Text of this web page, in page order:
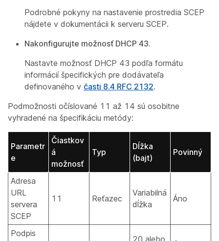
Podrobné pokyny na nastavenie prostredia SCEP
nájdete v dokumentácii k serveru SCEP.
Nakonfigurujte možnosť DHCP 43.
Nastavte možnosť DHCP 43 podľa formátu
informácií špecifických pre dodávateľa
definovaného v časti 8.4 RFC 2132.
Podmožnosti očíslované 11 až 14 sú osobitne
vyhradené na špecifikáciu metódy:
Parametr
e
Čiastkov
á
možnosť
Typ
Dĺžka
(bajt)
Povinný
Adresa
URL
servera
SCEP
11 Reťazec
Variabilná
dĺžka
Áno
Podpis
20 alebo